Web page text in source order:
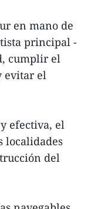
en mano de
principal -
cumplir el
evitar el
efectiva, el
localidades
del